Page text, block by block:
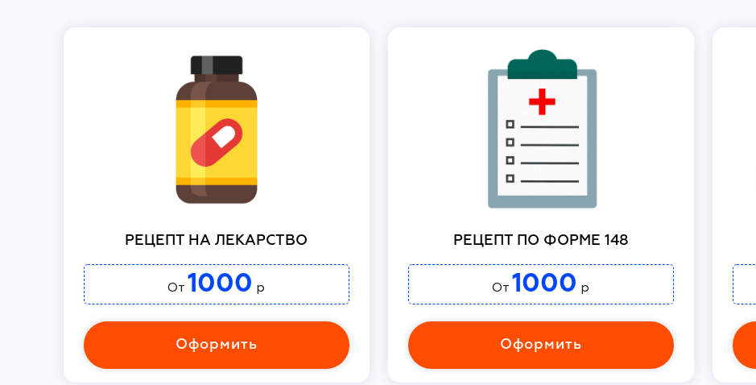
РЕЦЕПТ НА ЛЕКАРСТВО
От 1000 р
Оформить
РЕЦЕПТ ПО ФОРМЕ 148
От 1000 р
Оформить